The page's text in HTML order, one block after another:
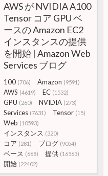
AWS が NVIDIA A100
Tensor コア GPU ベ
ースの Amazon EC2
インスタンスの提供
を開始 | Amazon Web
Services ブログ
100 (706) Amazon (9591)
AWS (4619) EC (1532)
GPU (260) NVIDIA (273)
Services (7631) Tensor (15)
Web (10593)
インスタンス (320)
コア (281) ブログ (9054)
ベース (668) 提供 (16563)
開始 (22402)